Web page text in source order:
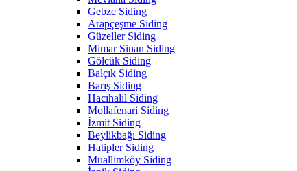
Gebze Siding
Arapçeşme Siding
Güzeller Siding
Mimar Sinan Siding
Gölcük Siding
Balçık Siding
Barış Siding
Hacıhalil Siding
Mollafenari Siding
İzmit Siding
Beylikbağı Siding
Hatipler Siding
Muallimköy Siding